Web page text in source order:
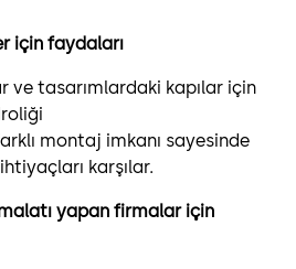
için faydaları
ve tasarımlardaki kapılar için
montaj imkanı sayesinde
karşılar.
yapan firmalar için